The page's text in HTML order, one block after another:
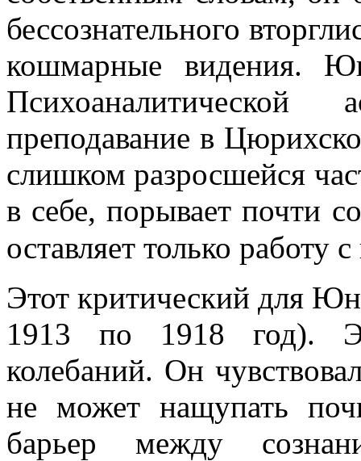
бессознательного
кошмарные видения.
преподавание в
слишком разросшейся
в себе, порывает почти
оставляет только работу
Этот критический для
1913 по 1918 год).
колебаний. Он
не может нащупать
барьер между